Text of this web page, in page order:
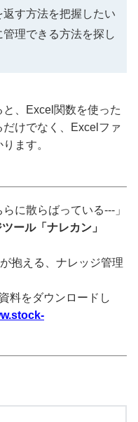
す方法を把握したい
理できる方法を探し
、Excel関数を使った
けでなく、Excelファ
ます。
に散らばっている---」
ール「ナレカン」
抱える、ナレッジ管理
料をダウンロードし